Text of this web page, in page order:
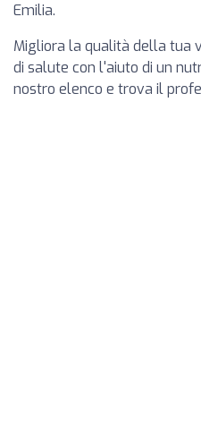
Emilia.
Migliora la qualità della tua
di salute con l'aiuto di un
nostro elenco e trova il